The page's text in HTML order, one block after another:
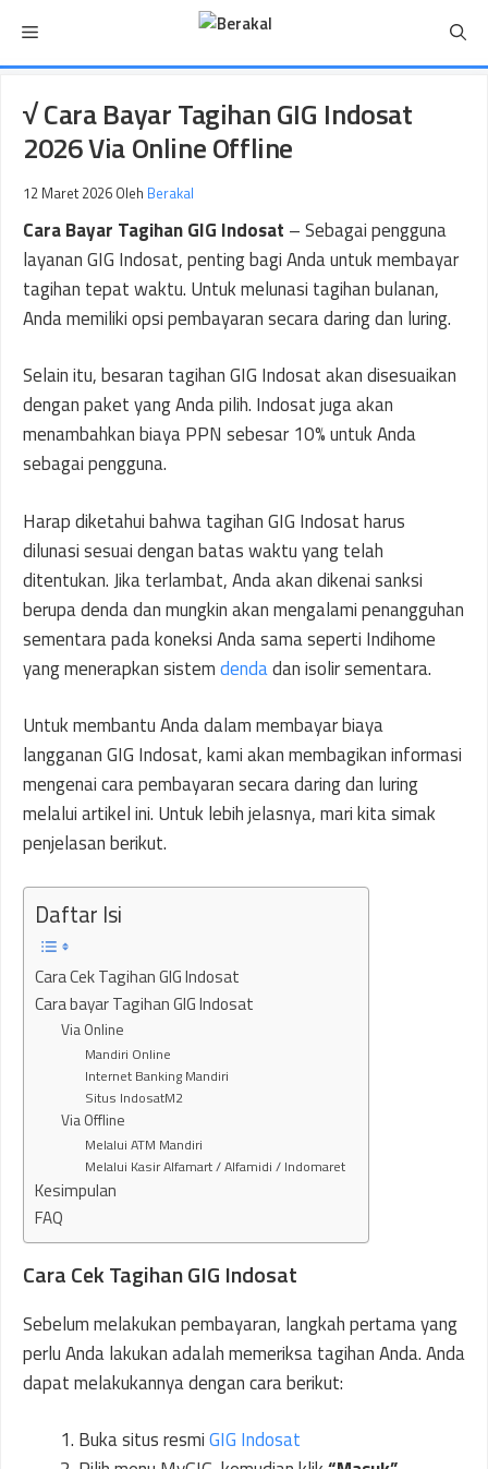
isi
Menu
√ Cara Bayar Tagihan GIG Indosat
2026 Via Online Offline
12 Maret 2026 Oleh Berakal
Cara Bayar Tagihan GIG Indosat – Sebagai pengguna
layanan GIG Indosat, penting bagi Anda untuk membayar
tagihan tepat waktu. Untuk melunasi tagihan bulanan,
Anda memiliki opsi pembayaran secara daring dan luring.
Selain itu, besaran tagihan GIG Indosat akan disesuaikan
dengan paket yang Anda pilih. Indosat juga akan
menambahkan biaya PPN sebesar 10% untuk Anda
sebagai pengguna.
Harap diketahui bahwa tagihan GIG Indosat harus
dilunasi sesuai dengan batas waktu yang telah
ditentukan. Jika terlambat, Anda akan dikenai sanksi
berupa denda dan mungkin akan mengalami penangguhan
sementara pada koneksi Anda sama seperti Indihome
yang menerapkan sistemdendadan isolir sementara.
Untuk membantu Anda dalam membayar biaya
langganan GIG Indosat, kami akan membagikan informasi
mengenai cara pembayaran secara daring dan luring
melalui artikel ini. Untuk lebih jelasnya, mari kita simak
penjelasan berikut.
Daftar Isi
Cara Cek Tagihan GIG Indosat
Cara bayar Tagihan GIG Indosat
Via Online
Mandiri Online
Internet Banking Mandiri
Situs IndosatM2
Via Offline
Melalui ATM Mandiri
Melalui Kasir Alfamart / Alfamidi / Indomaret
Kesimpulan
FAQ
Cara Cek Tagihan GIG Indosat
Sebelum melakukan pembayaran, langkah pertama yang
perlu Anda lakukan adalah memeriksa tagihan Anda. Anda
dapat melakukannya dengan cara berikut:
Buka situs resmiGIG Indosat